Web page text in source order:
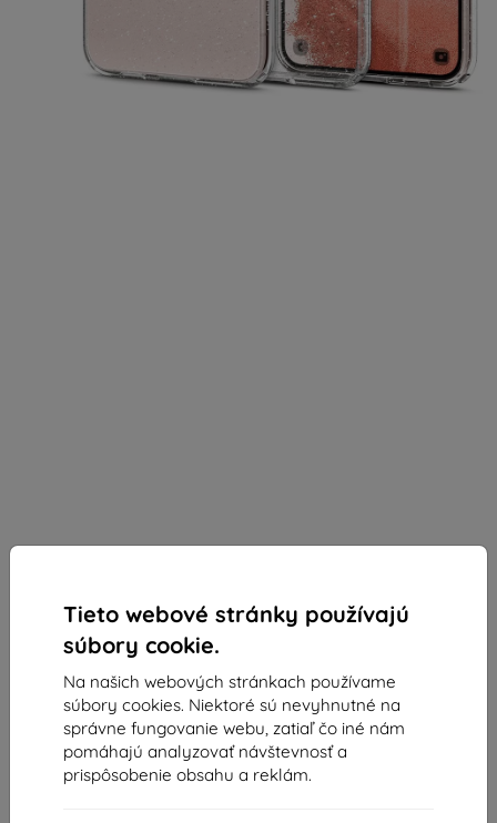
Tieto webové stránky používajú
súbory cookie.
Na našich webových stránkach používame
súbory cookies. Niektoré sú nevyhnutné na
správne fungovanie webu, zatiaľ čo iné nám
pomáhajú analyzovať návštevnosť a
prispôsobenie obsahu a reklám.
Kryt Spigen Liquid Crystal Sam S901 S22 crystal
glitter (ACS03985)
Vhodné pre: Samsung Galaxy S22